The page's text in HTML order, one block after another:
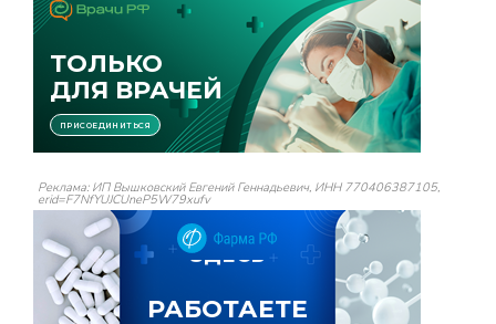
Реклама: ИП Вышковский Евгений Геннадьевич, ИНН 770406387105,
erid=F7NfYUJCUneP5W79xufv